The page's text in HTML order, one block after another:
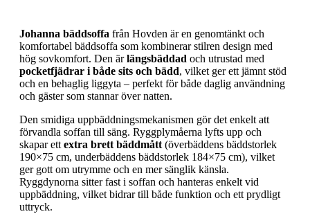
Johanna bäddsoffa från Hovden är en genomtänkt och
komfortabel bäddsoffa som kombinerar stilren design med
hög sovkomfort. Den ärlängsbäddad och utrustad med
pocketfjädrar i både sits och bädd, vilket ger ett jämnt stöd
och en behaglig liggyta – perfekt för både daglig användning
och gäster som stannar över natten.
Den smidiga uppbäddningsmekanismen gör det enkelt att
förvandla soffan till säng. Ryggplymåerna lyfts upp och
skapar ett extra brett bäddmått (överbäddens bäddstorlek
190×75 cm, underbäddens bäddstorlek 184×75 cm), vilket
ger gott om utrymme och en mer sänglik känsla.
Ryggdynorna sitter fast i soffan och hanteras enkelt vid
uppbäddning, vilket bidrar till både funktion och ett prydligt
uttryck.